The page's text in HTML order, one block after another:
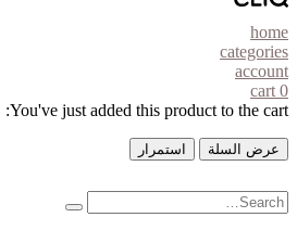
home
categories
account
0
cart
You've just added this product to the cart:
عرض السلة استمرار